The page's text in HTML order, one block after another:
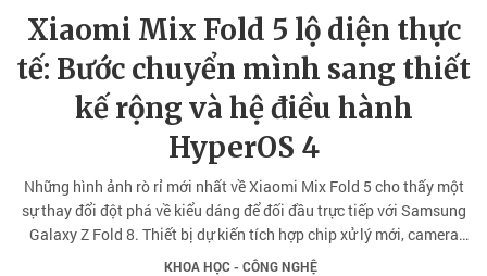
Xiaomi Mix Fold 5 lộ diện thực
tế: Bước chuyển mình sang thiết
kế rộng và hệ điều hành
HyperOS 4
Những hình ảnh rò rỉ mới nhất về Xiaomi Mix Fold 5 cho thấy một
sự thay đổi đột phá về kiểu dáng để đối đầu trực tiếp với Samsung
Galaxy Z Fold 8. Thiết bị dự kiến tích hợp chip xử lý mới, camera
Leica 200MP và pin dung lượng lớn 6.000 mAh.
KHOA HỌC - CÔNG NGHỆ